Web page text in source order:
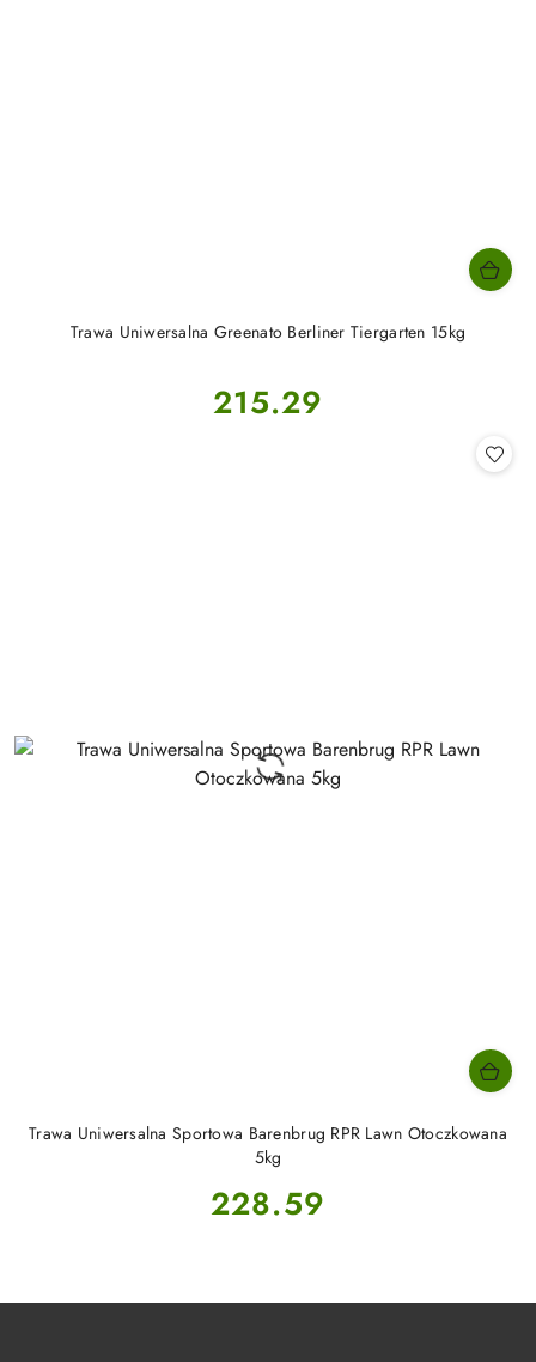
Trawa Uniwersalna Greenato Berliner Tiergarten 15kg
Cena:
215.29
Trawa Uniwersalna Sportowa Barenbrug RPR Lawn Otoczkowana
5kg
Cena:
228.59